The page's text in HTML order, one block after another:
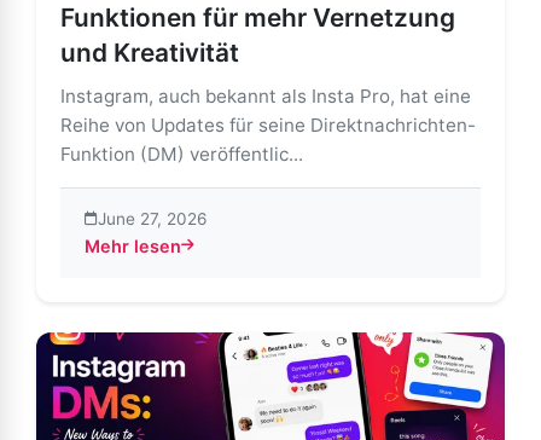
Funktionen für mehr Vernetzung
und Kreativität
Instagram, auch bekannt als Insta Pro, hat eine
Reihe von Updates für seine Direktnachrichten-
Funktion (DM) veröffentlic...
June 27, 2026
Mehr lesen
about Instagram-Update: Neue DM-Funktionen für